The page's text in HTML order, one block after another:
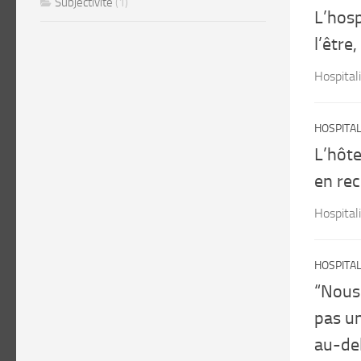
en
pas
au-